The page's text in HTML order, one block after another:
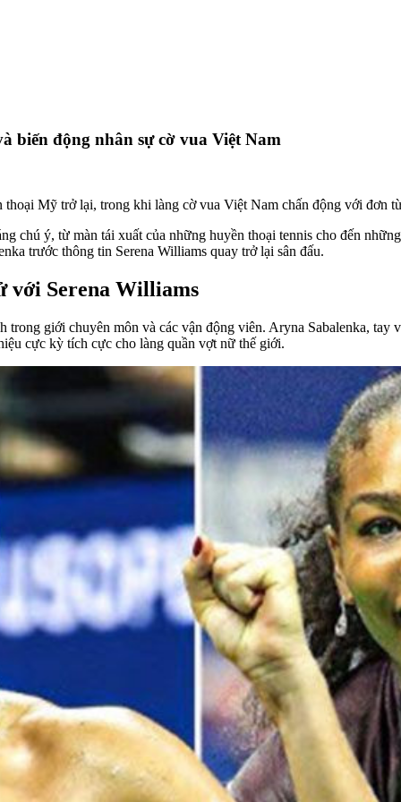
biến động nhân sự cờ vua Việt Nam
thoại Mỹ trở lại, trong khi làng cờ vua Việt Nam chấn động với đơn
chú ý, từ màn tái xuất của những huyền thoại tennis cho đến
trước thông tin Serena Williams quay trở lại sân đấu.
với Serena Williams
trong giới chuyên môn và các vận động viên. Aryna Sabalenka,
cực kỳ tích cực cho làng quần vợt nữ thế giới.